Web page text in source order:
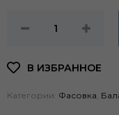
Категории: Фасовка